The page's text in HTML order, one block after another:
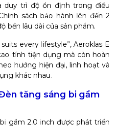
duy trì độ ổn định trong điều
sách bảo hành lên đến 2
bền lâu dài của sản phẩm.
every lifestyle”, Aeroklas E
tính tiện dụng mà còn hoàn
hướng hiện đại, linh hoạt và
khác nhau.
tăng sáng bi gầm
gầm 2.0 inch được phát triển